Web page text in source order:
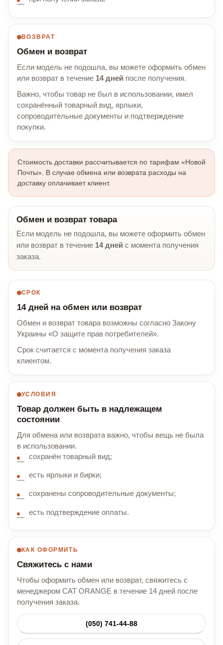
ВОЗВРАТ
Обмен и возврат
Если модель не подошла, вы можете оформить обмен
или возврат в течение 14 дней после получения.
Важно, чтобы товар не был в использовании, имел
сохранённый товарный вид, ярлыки,
сопроводительные документы и подтверждение
покупки.
Стоимость доставки рассчитывается по тарифам «Новой
Почты». В случае обмена или возврата расходы на
доставку оплачивает клиент.
Обмен и возврат товара
Если модель не подошла, вы можете оформить обмен
или возврат в течение 14 дней с момента получения
заказа.
СРОК
14 дней на обмен или возврат
Обмен и возврат товара возможны согласно Закону
Украины «О защите прав потребителей».
Срок считается с момента получения заказа
клиентом.
УСЛОВИЯ
Товар должен быть в надлежащем
состоянии
Для обмена или возврата важно, чтобы вещь не была
в использовании.
сохранён товарный вид;
есть ярлыки и бирки;
сохранены сопроводительные документы;
есть подтверждение оплаты.
КАК ОФОРМИТЬ
Свяжитесь с нами
Чтобы оформить обмен или возврат, свяжитесь с
менеджером CAT ORANGE в течение 14 дней после
получения заказа.
(050) 741-44-88